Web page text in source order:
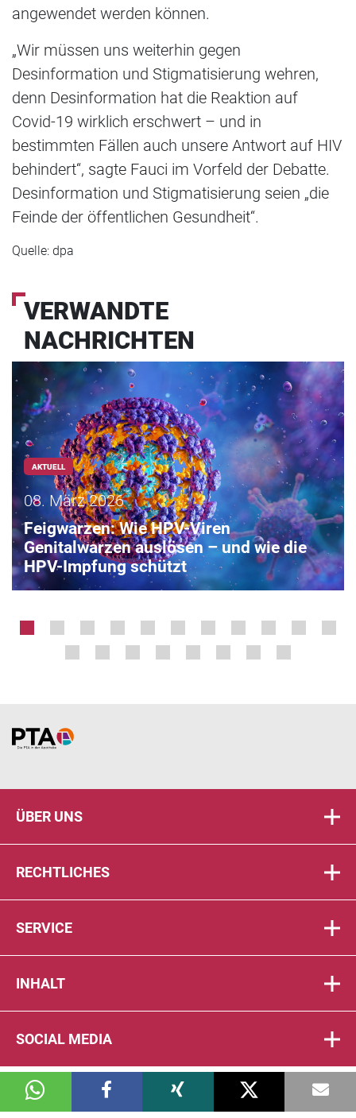
angewendet werden können.
„Wir müssen uns weiterhin gegen
Desinformation und Stigmatisierung wehren,
denn Desinformation hat die Reaktion auf
Covid-19 wirklich erschwert – und in
bestimmten Fällen auch unsere Antwort auf HIV
behindert“, sagte Fauci im Vorfeld der Debatte.
Desinformation und Stigmatisierung seien „die
Feinde der öffentlichen Gesundheit“.
Quelle: dpa
VERWANDTE
NACHRICHTEN
AKTUELL
08. März 2026
Feigwarzen: Wie HPV-Viren
Genitalwarzen auslösen – und wie die
HPV-Impfung schützt
Home
ÜBER UNS
RECHTLICHES
SERVICE
INHALT
SOCIAL MEDIA
© 2026 DIE PTA IN DER APOTHEKE